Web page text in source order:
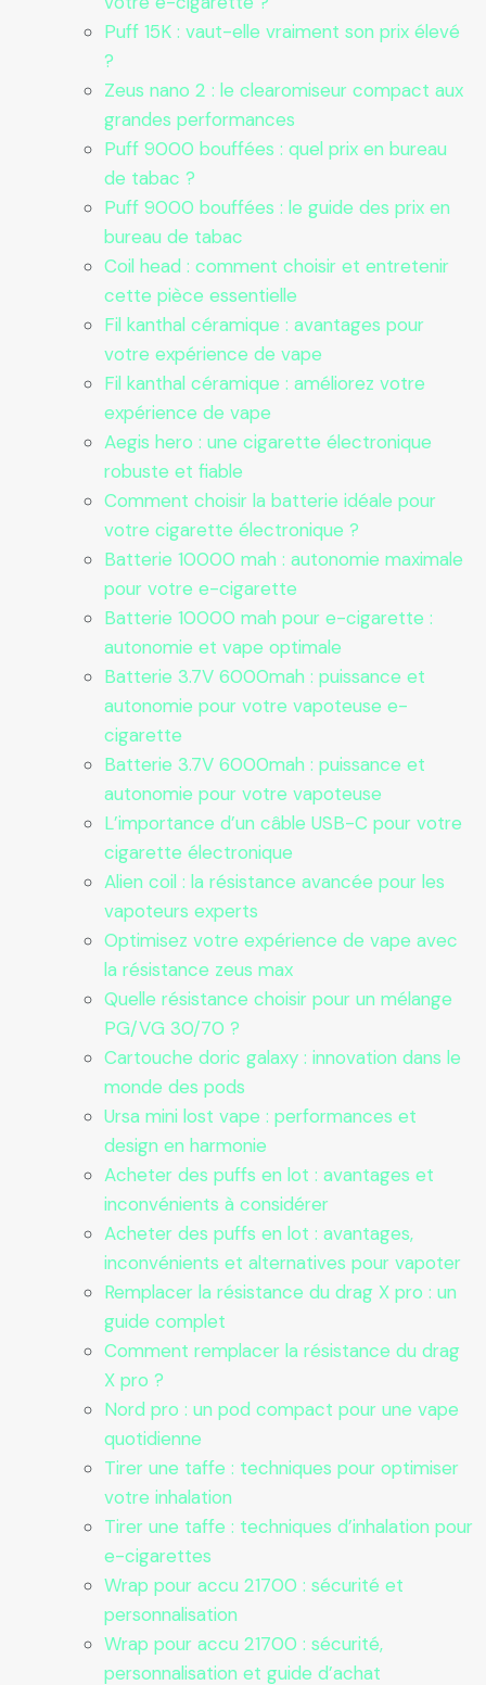
Puff 15K : vaut-elle vraiment son prix élevé
?
Zeus nano 2 : le clearomiseur compact aux
grandes performances
Puff 9000 bouffées : quel prix en bureau
de tabac ?
Puff 9000 bouffées : le guide des prix en
bureau de tabac
Coil head : comment choisir et entretenir
cette pièce essentielle
Fil kanthal céramique : avantages pour
votre expérience de vape
Fil kanthal céramique : améliorez votre
expérience de vape
Aegis hero : une cigarette électronique
robuste et fiable
Comment choisir la batterie idéale pour
votre cigarette électronique ?
Batterie 10000 mah : autonomie maximale
pour votre e-cigarette
Batterie 10000 mah pour e-cigarette :
autonomie et vape optimale
Batterie 3.7V 6000mah : puissance et
autonomie pour votre vapoteuse e-
cigarette
Batterie 3.7V 6000mah : puissance et
autonomie pour votre vapoteuse
L’importance d’un câble USB-C pour votre
cigarette électronique
Alien coil : la résistance avancée pour les
vapoteurs experts
Optimisez votre expérience de vape avec
la résistance zeus max
Quelle résistance choisir pour un mélange
PG/VG 30/70 ?
Cartouche doric galaxy : innovation dans le
monde des pods
Ursa mini lost vape : performances et
design en harmonie
Acheter des puffs en lot : avantages et
inconvénients à considérer
Acheter des puffs en lot : avantages,
inconvénients et alternatives pour vapoter
Remplacer la résistance du drag X pro : un
guide complet
Comment remplacer la résistance du drag
X pro ?
Nord pro : un pod compact pour une vape
quotidienne
Tirer une taffe : techniques pour optimiser
votre inhalation
Tirer une taffe : techniques d’inhalation pour
e-cigarettes
Wrap pour accu 21700 : sécurité et
personnalisation
Wrap pour accu 21700 : sécurité,
personnalisation et guide d’achat